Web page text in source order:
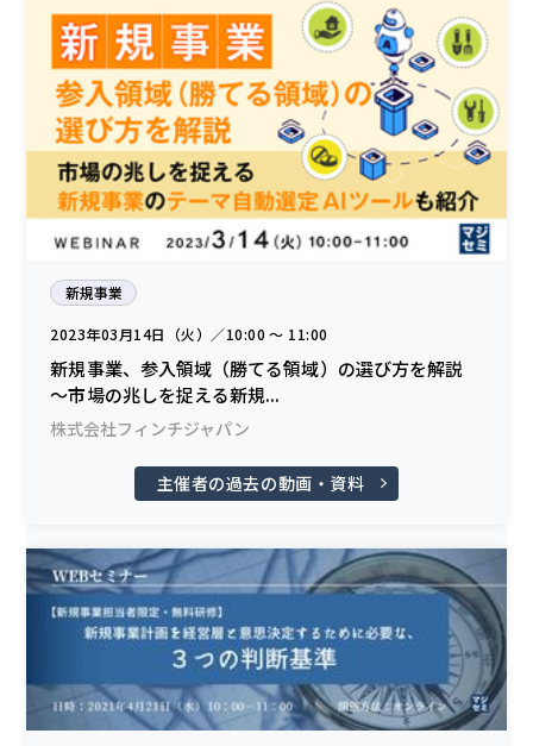
新規事業
2023年03月14日（火）／10:00 〜 11:00
新規事業、参入領域（勝てる領域）の選び方を解説
～市場の兆しを捉える新規...
株式会社フィンチジャパン
主催者の過去の動画・資料